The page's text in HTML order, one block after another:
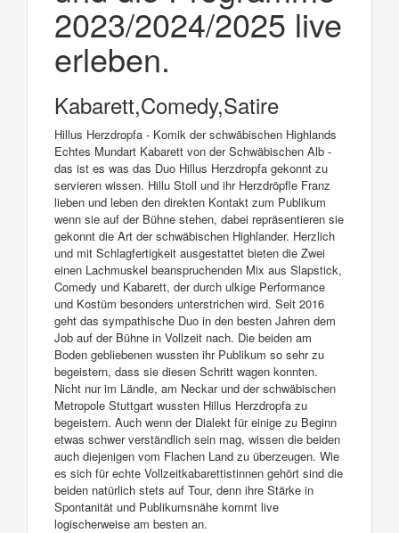
2023/2024/2025 live
erleben.
Kabarett,Comedy,Satire
Hillus Herzdropfa - Komik der schwäbischen Highlands
Echtes Mundart Kabarett von der Schwäbischen Alb -
das ist es was das Duo Hillus Herzdropfa gekonnt zu
servieren wissen. Hillu Stoll und ihr Herzdröpfle Franz
lieben und leben den direkten Kontakt zum Publikum
wenn sie auf der Bühne stehen, dabei repräsentieren sie
gekonnt die Art der schwäbischen Highlander. Herzlich
und mit Schlagfertigkeit ausgestattet bieten die Zwei
einen Lachmuskel beanspruchenden Mix aus Slapstick,
Comedy und Kabarett, der durch ulkige Performance
und Kostüm besonders unterstrichen wird. Seit 2016
geht das sympathische Duo in den besten Jahren dem
Job auf der Bühne in Vollzeit nach. Die beiden am
Boden gebliebenen wussten ihr Publikum so sehr zu
begeistern, dass sie diesen Schritt wagen konnten.
Nicht nur im Ländle, am Neckar und der schwäbischen
Metropole Stuttgart wussten Hillus Herzdropfa zu
begeistern. Auch wenn der Dialekt für einige zu Beginn
etwas schwer verständlich sein mag, wissen die beiden
auch diejenigen vom Flachen Land zu überzeugen. Wie
es sich für echte Vollzeitkabarettistinnen gehört sind die
beiden natürlich stets auf Tour, denn ihre Stärke in
Spontanität und Publikumsnähe kommt live
logischerweise am besten an.